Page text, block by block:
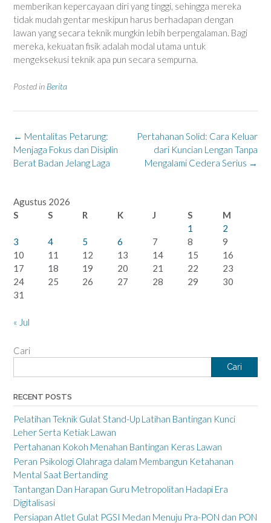
memberikan kepercayaan diri yang tinggi, sehingga mereka
tidak mudah gentar meskipun harus berhadapan dengan
lawan yang secara teknik mungkin lebih berpengalaman. Bagi
mereka, kekuatan fisik adalah modal utama untuk
mengeksekusi teknik apa pun secara sempurna.
Posted in Berita
Post
navigation
Pertahanan Solid: Cara Keluar
dari Kuncian Lengan Tanpa
Mengalami Cedera Serius →
← Mentalitas Petarung:
Menjaga Fokus dan Disiplin
Berat Badan Jelang Laga
Agustus 2026
S
S R K J S
M
1
2
3
4 5 6 7 8
9
10
11 12 13 14 15
16
17
18 19 20 21 22
23
24
25 26 27 28 29
30
31
« Jul
Cari
Cari
RECENT POSTS
Pelatihan Teknik Gulat Stand-Up Latihan Bantingan Kunci
Leher Serta Ketiak Lawan
Pertahanan Kokoh Menahan Bantingan Keras Lawan
Peran Psikologi Olahraga dalam Membangun Ketahanan
Mental Saat Bertanding
Tantangan Dan Harapan Guru Metropolitan Hadapi Era
Digitalisasi
Persiapan Atlet Gulat PGSI Medan Menuju Pra-PON dan PON